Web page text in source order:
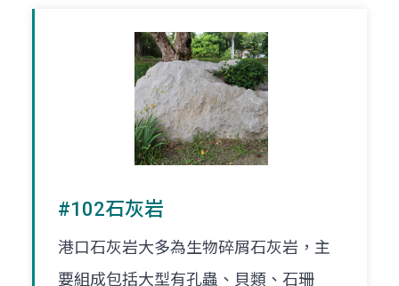
#102石灰岩
港口石灰岩大多為生物碎屑石灰岩，主
要組成包括大型有孔蟲、貝類、石珊